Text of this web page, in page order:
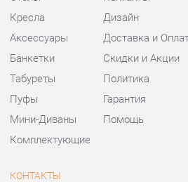
КОНТАКТЫ
Шоурум и склад самовывоза
Адрес: г. Екатеринбург,
ул.Металлургов, 84
Телефон: +7 (343) 383-36-37